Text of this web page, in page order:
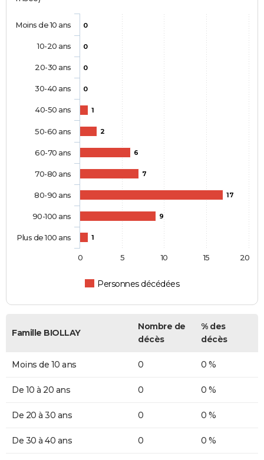
0
0
0
0
1
2
6
7
17
9
1
Personnes décédées
Moins de 10 ans
10-20 ans
20-30 ans
30-40 ans
40-50 ans
50-60 ans
60-70 ans
70-80 ans
80-90 ans
90-100 ans
Plus de 100 ans
0 5 10 15 20
Famille BIOLLAY
Nombre de
décès
% des
décès
Moins de 10 ans 0 0 %
De 10 à 20 ans 0 0 %
De 20 à 30 ans 0 0 %
De 30 à 40 ans 0 0 %